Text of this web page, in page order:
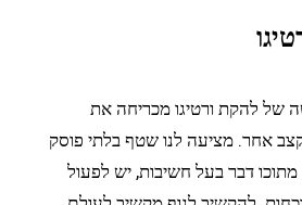
של להקת ורטיגו מכריחה את
אחר. מציעה לנו שטף בלתי פוסק
דבר בעל חשיבות, יש לפעול